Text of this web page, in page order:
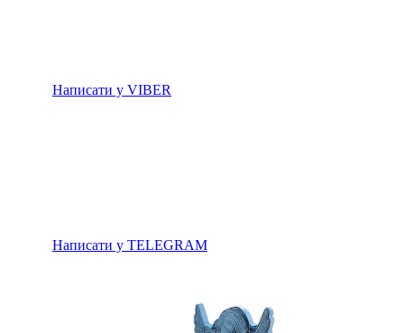
Написати у VIBER
Написати у TELEGRAM